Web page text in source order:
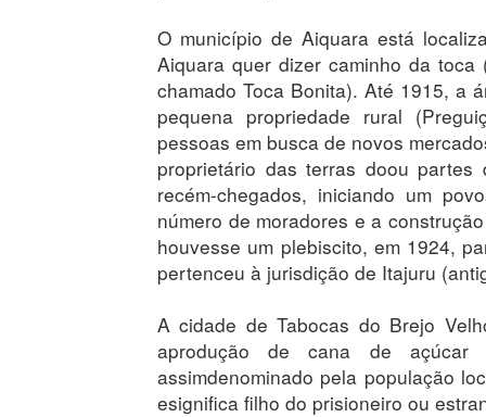
O município de Aiquara está
Aiquara quer dizer caminho da
chamado Toca Bonita). Até 1915, a
pequena propriedade rural
pessoas em busca de novos
proprietário das terras doou
recém-chegados, iniciando um
número de moradores e a
houvesse um plebiscito, em 1924,
pertenceu à jurisdição de Itajuru
A cidade de Tabocas do Brejo
aprodução de cana de açúcar
assimdenominado pela população
esignifica filho do prisioneiro ou